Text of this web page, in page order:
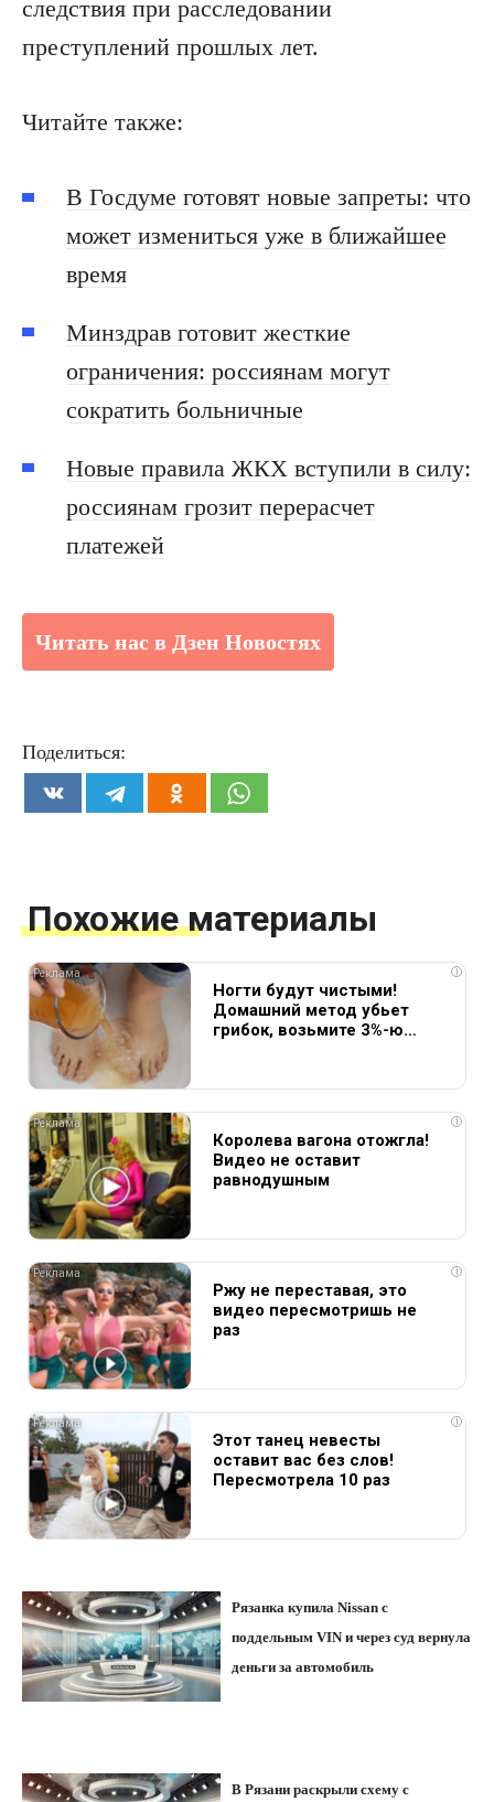
следствия при расследовании
преступлений прошлых лет.
Читайте также:
В Госдуме готовят новые запреты: что
может измениться уже в ближайшее
время
Минздрав готовит жесткие
ограничения: россиянам могут
сократить больничные
Новые правила ЖКХ вступили в силу:
россиянам грозит перерасчет
платежей
Читать нас в Дзен Новостях
Поделиться:
Похожие материалы
i
Ногти будут чистыми!
Домашний метод убьет
грибок, возьмите 3%-ю…
i
Королева вагона отожгла!
Видео не оставит
равнодушным
i
Ржу не переставая, это
видео пересмотришь не
раз
i
Этот танец невесты
оставит вас без слов!
Пересмотрела 10 раз
Рязанка купила Nissan с
поддельным VIN и через суд вернула
деньги за автомобиль
В Рязани раскрыли схему с